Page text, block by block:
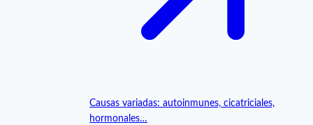
Causas variadas: autoinmunes, cicatriciales,
hormonales…